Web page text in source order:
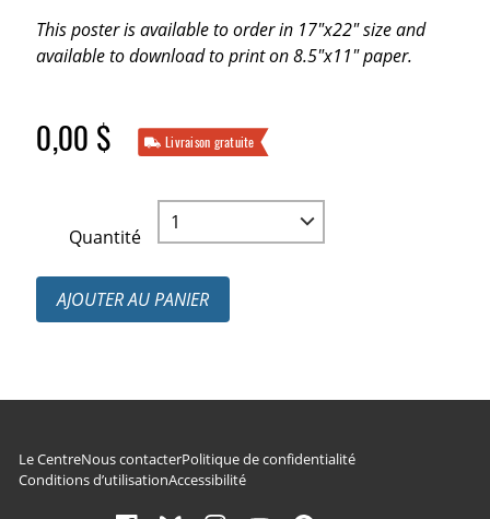
This poster is available to order in 17"x22" size and
available to download to print on 8.5"x11" paper.
0,00 $ Livraison gratuite
Quantité
AJOUTER AU PANIER
Navigation du pied de page
Le CentreNous contacterPolitique de confidentialité
Conditions d’utilisationAccessibilité